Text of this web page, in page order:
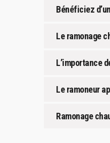
Bénéficiez
Le ramonage
L’importance
Le ramoneur
Ramonage